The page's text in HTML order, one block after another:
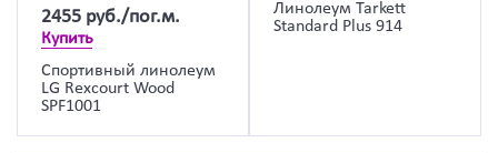
2455 руб./пог.м.
Купить
Спортивный линолеум
LG Rexcourt Wood
SPF1001
Линолеум Tarkett
Standard Plus 914